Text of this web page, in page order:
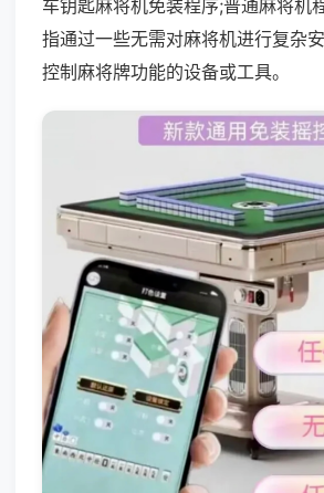
车钥匙麻将机免装程序;普通麻将机
指通过一些无需对麻将机进行复杂
控制麻将牌功能的设备或工具。